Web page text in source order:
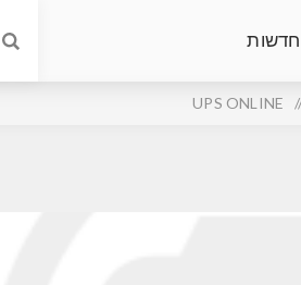
חדשות
/
UPS ONLINE